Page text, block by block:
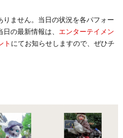
ません。当日の状況を各パフォー
の最新情報は、 エンターテイメン
ト にてお知らせしますので、ぜひチ